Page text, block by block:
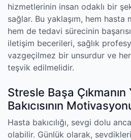
hizmetlerinin insan odaklı bir
sağlar. Bu yaklaşım, hem hasta
hem de tedavi sürecinin
iletişim becerileri, sağlık
vazgeçilmez bir unsurdur ve
teşvik edilmelidir.
Stresle Başa Çıkmanın
Bakıcısının
Hasta bakıcılığı, sevgi dolu
olabilir. Günlük olarak,